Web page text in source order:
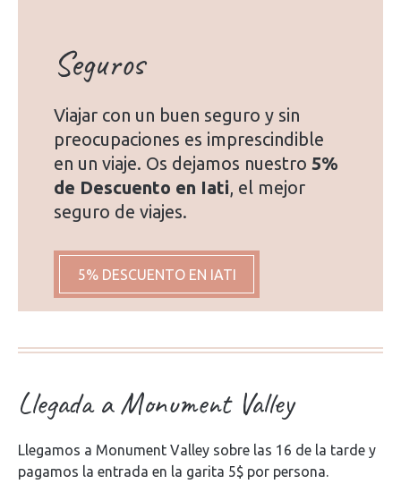
Seguros
Viajar con un buen seguro y sin
preocupaciones es imprescindible
en un viaje. Os dejamos nuestro 5%
de Descuento en Iati, el mejor
seguro de viajes.
5% DESCUENTO EN IATI
Llegada a Monument Valley
Llegamos a Monument Valley sobre las 16 de la tarde y
pagamos la entrada en la garita 5$ por persona.